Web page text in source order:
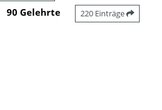
90 Gelehrte 220 Einträge